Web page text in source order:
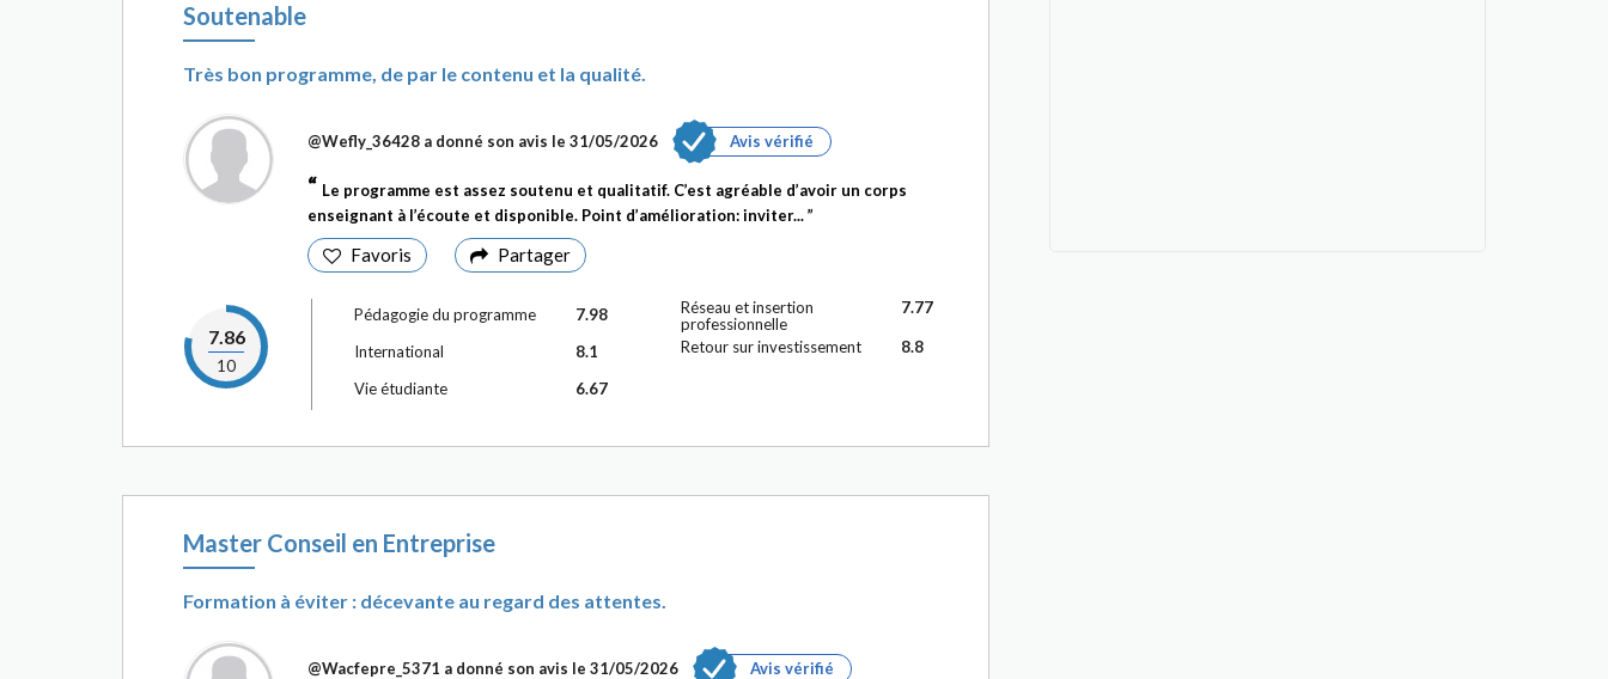
Soutenable
Très bon programme, de par le contenu et la qualité.
@Wefly_36428 a donné son avis le 31/05/2026 Avis vérifié
Le programme est assez soutenu et qualitatif. C’est agréable d’avoir un corps
enseignant à l’écoute et disponible. Point d’amélioration: inviter...
Favoris Partager
7.86
10
Pédagogie du programme
7.98
International
8.1
Vie étudiante
6.67
Réseau et insertion
professionnelle
7.77
Retour sur investissement 8.8
Master Conseil en Entreprise
Formation à éviter : décevante au regard des attentes.
@Wacfepre_5371 a donné son avis le 31/05/2026 Avis vérifié